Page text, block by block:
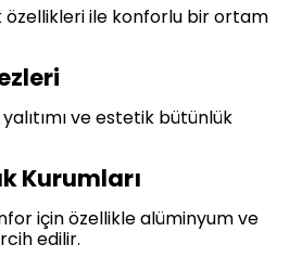
ile konforlu bir ortam
ve estetik bütünlük
Kurumları
için özellikle alüminyum ve
edilir.